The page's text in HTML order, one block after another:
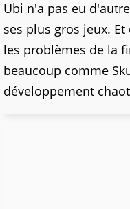
Ubi n'a pas eu
ses plus gros jeux.
les problèmes de la
beaucoup comme
développement